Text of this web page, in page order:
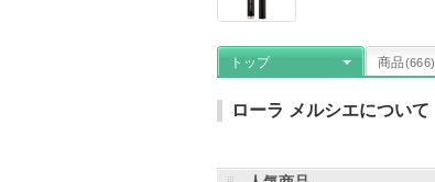
トップ 商品(666)
ローラ メルシエについて